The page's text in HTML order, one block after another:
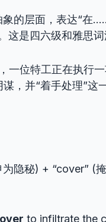
的层面，表达“在
这是四六级和雅思
一位特工正在执行
，并“着手处理”这
隐秘) + “cover” (
to infiltrate the